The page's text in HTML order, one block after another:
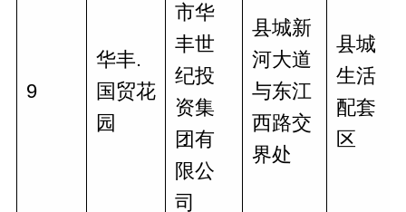
9
华丰.
国贸花
园
市华
丰世
纪投
资集
团有
限公
司
县城新
河大道
与东江
西路交
界处
县城
生活
配套
区